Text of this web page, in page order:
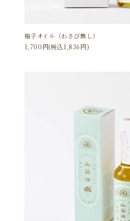
柚子オイル（わさび無し）
1,700円(税込1,836円)